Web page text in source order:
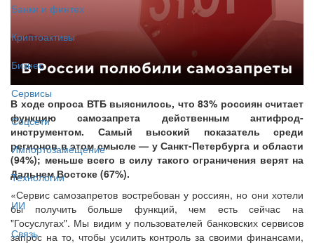
Банки и финтех
Криптоактивы
Бизнес
Сервисы
Соцсети
Импортозамещение
Технологии
ИИ
Связь
В ходе опроса ВТБ выяснилось, что 83% россиян считает
функцию самозапрета действенным антифрод-
инструментом. Самый высокий показатель среди
регионов в этом смысле — у Санкт-Петербурга и области
(94%); меньше всего в силу такого ограничения верят на
Дальнем Востоке (67%).
«Сервис самозапретов востребован у россиян, но они хотели
бы получить больше функций, чем есть сейчас на
"Госуслугах". Мы видим у пользователей банковских сервисов
запрос на то, чтобы усилить контроль за своими финансами,